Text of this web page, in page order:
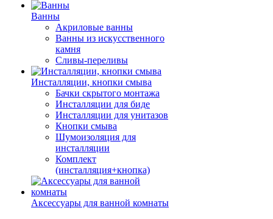
Ванны
Акриловые ванны
Ванны из искусственного
камня
Сливы-переливы
Инсталляции, кнопки смыва
Бачки скрытого монтажа
Инсталляции для биде
Инсталляции для унитазов
Кнопки смыва
Шумоизоляция для
инсталляции
Комплект
(инсталляция+кнопка)
Аксессуары для ванной комнаты